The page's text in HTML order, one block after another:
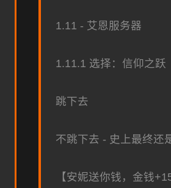
1.11 - 艾恩服务器
1.11.1 选择：信仰之跃
跳下去
不跳下去 - 史上最终还
【安妮送你钱，金钱